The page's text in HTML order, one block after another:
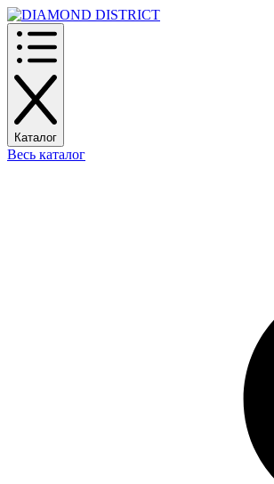
Каталог
Весь каталог